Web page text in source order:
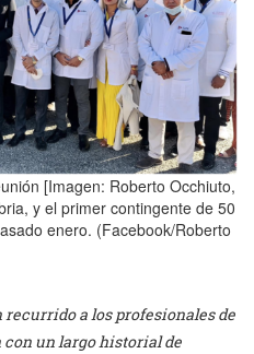
[Imagen: Roberto Occhiuto,
y el primer contingente de 50
enero. (Facebook/Roberto
recurrido a los profesionales de
con un largo historial de